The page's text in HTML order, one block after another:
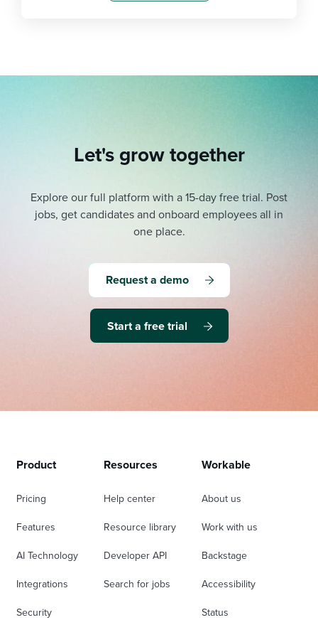
Let's grow together
Explore our full platform with a 15-day free trial. Post
jobs, get candidates and onboard employees all in
one place.
Request a demo
Start a free trial
Product
Pricing
Features
AI Technology
Integrations
Security
Resources
Help center
Resource library
Developer API
Search for jobs
Workable
About us
Work with us
Backstage
Accessibility
Status